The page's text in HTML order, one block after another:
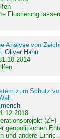
Fluorierung
Analyse von
Oliver Hahn
zum Schutz
(ZF)
geopolitischen
und andere Einric ...